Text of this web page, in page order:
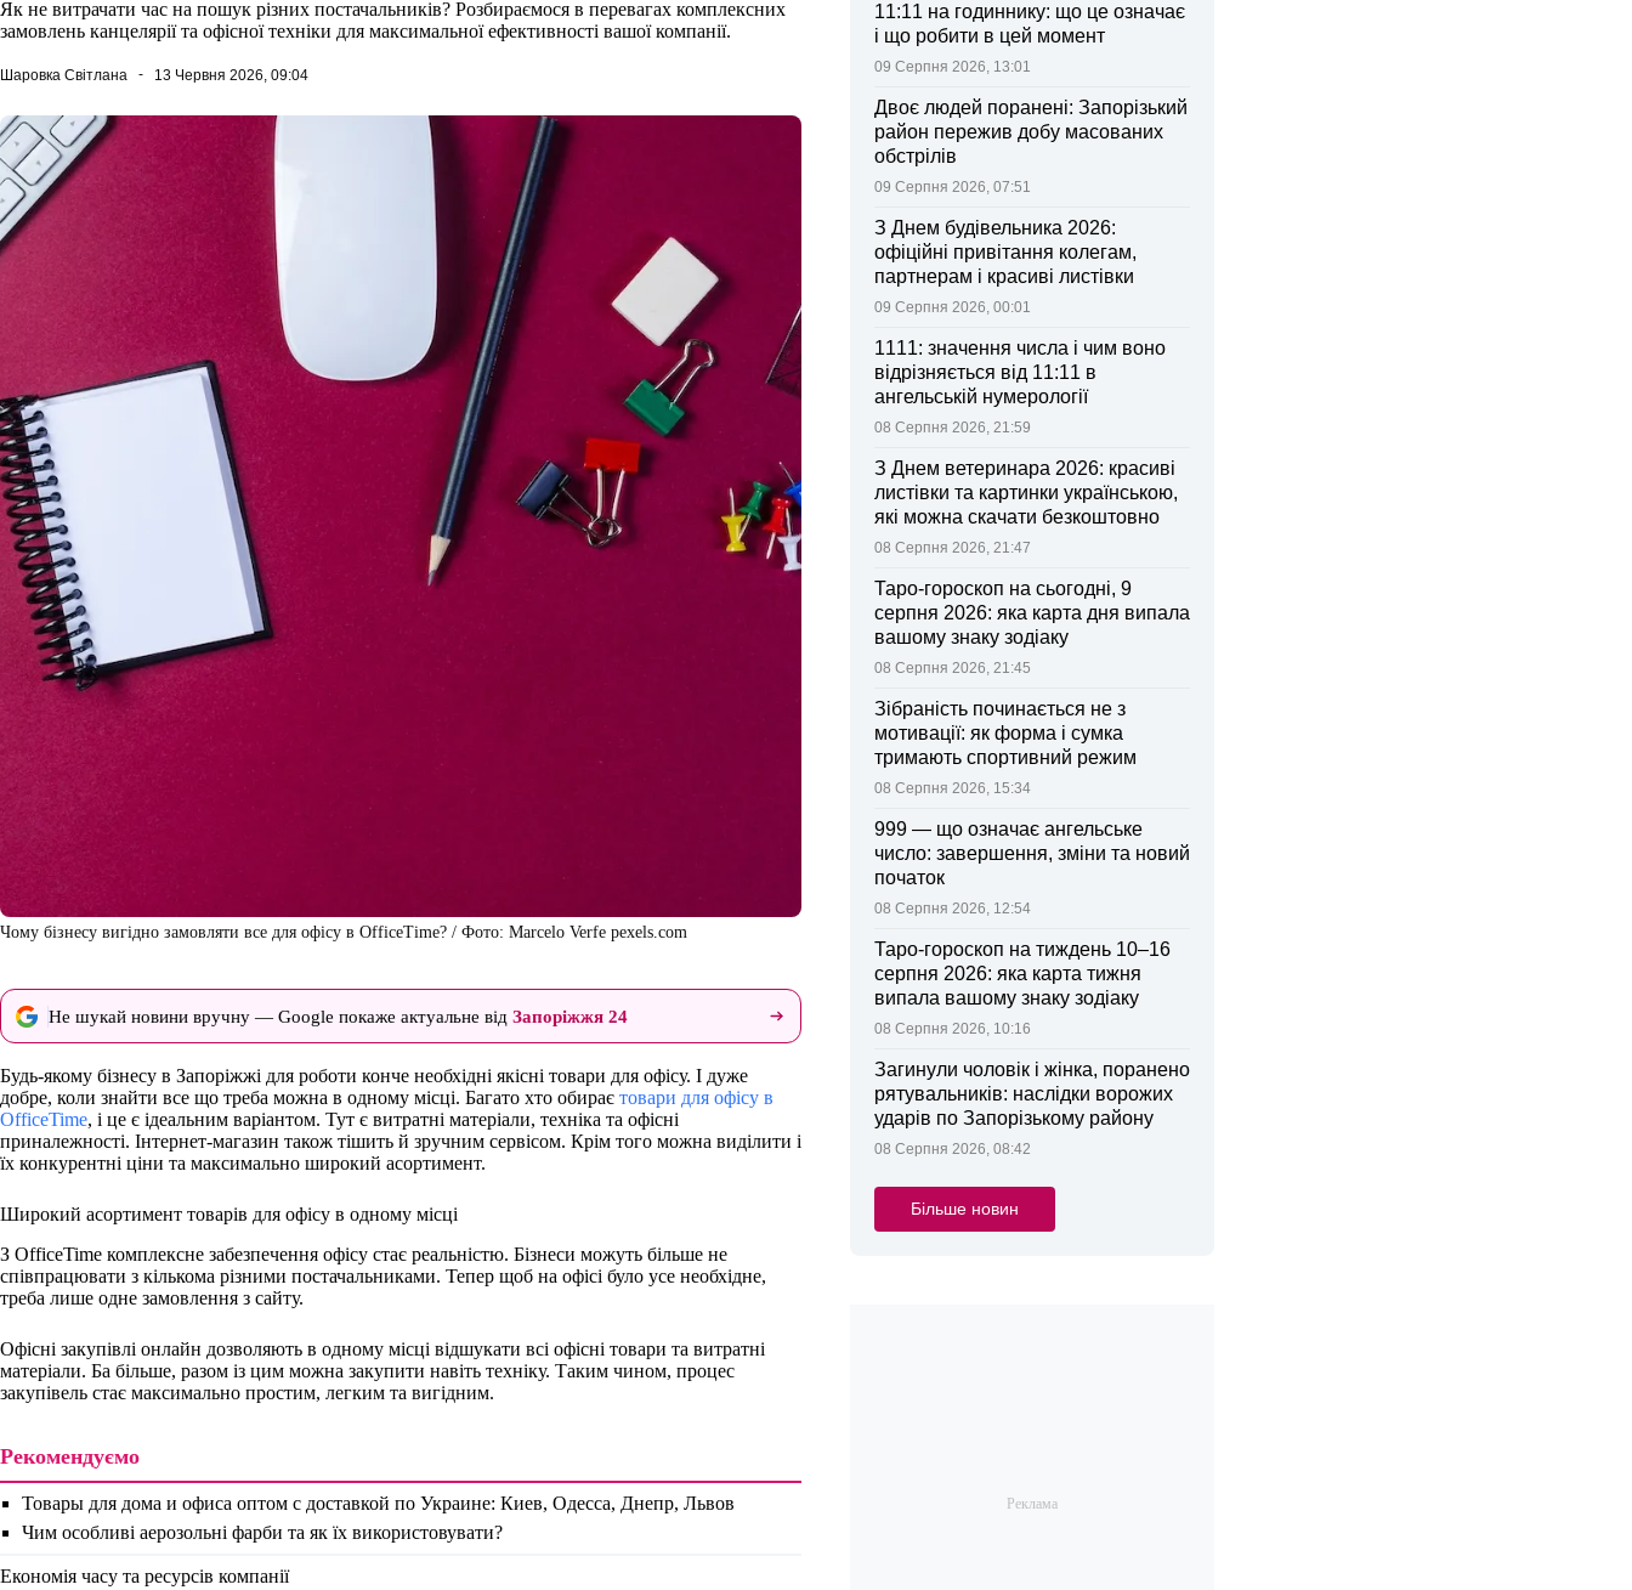
Як не витрачати час на пошук різних постачальників? Розбираємося в перевагах комплексних
замовлень канцелярії та офісної техніки для максимальної ефективності вашої компанії.
Шаровка Світлана 13 Червня 2026, 09:04
Чому бізнесу вигідно замовляти все для офісу в OfficeTime? / Фото: Marcelo Verfe pexels.com
Не шукай новини вручну — Google покаже актуальне від Запоріжжя 24
Будь-якому бізнесу в Запоріжжі для роботи конче необхідні якісні товари для офісу. І дуже
добре, коли знайти все що треба можна в одному місці. Багато хто обирає товари для офісу в
OfficeTime, і це є ідеальним варіантом. Тут є витратні матеріали, техніка та офісні
приналежності. Інтернет-магазин також тішить й зручним сервісом. Крім того можна виділити і
їх конкурентні ціни та максимально широкий асортимент.
Широкий асортимент товарів для офісу в одному місці
З OfficeTime комплексне забезпечення офісу стає реальністю. Бізнеси можуть більше не
співпрацювати з кількома різними постачальниками. Тепер щоб на офісі було усе необхідне,
треба лише одне замовлення з сайту.
Офісні закупівлі онлайн дозволяють в одному місці відшукати всі офісні товари та витратні
матеріали. Ба більше, разом із цим можна закупити навіть техніку. Таким чином, процес
закупівель стає максимально простим, легким та вигідним.
Рекомендуємо
Товары для дома и офиса оптом с доставкой по Украине: Киев, Одесса, Днепр, Львов
Чим особливі аерозольні фарби та як їх використовувати?
Економія часу та ресурсів компанії
11:11 на годиннику: що це означає
і що робити в цей момент
09 Серпня 2026, 13:01
Двоє людей поранені: Запорізький
район пережив добу масованих
обстрілів
09 Серпня 2026, 07:51
З Днем будівельника 2026:
офіційні привітання колегам,
партнерам і красиві листівки
09 Серпня 2026, 00:01
1111: значення числа і чим воно
відрізняється від 11:11 в
ангельській нумерології
08 Серпня 2026, 21:59
З Днем ветеринара 2026: красиві
листівки та картинки українською,
які можна скачати безкоштовно
08 Серпня 2026, 21:47
Таро-гороскоп на сьогодні, 9
серпня 2026: яка карта дня випала
вашому знаку зодіаку
08 Серпня 2026, 21:45
Зібраність починається не з
мотивації: як форма і сумка
тримають спортивний режим
08 Серпня 2026, 15:34
999 — що означає ангельське
число: завершення, зміни та новий
початок
08 Серпня 2026, 12:54
Таро-гороскоп на тиждень 10–16
серпня 2026: яка карта тижня
випала вашому знаку зодіаку
08 Серпня 2026, 10:16
Загинули чоловік і жінка, поранено
рятувальників: наслідки ворожих
ударів по Запорізькому району
08 Серпня 2026, 08:42
Більше новин